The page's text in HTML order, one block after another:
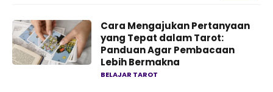
Cara Mengajukan Pertanyaan
yang Tepat dalam Tarot:
Panduan Agar Pembacaan
Lebih Bermakna
BELAJAR TAROT